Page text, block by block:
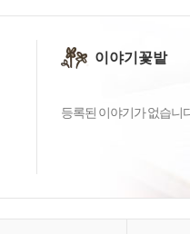
이야기꽃밭
등록된 이야기가 없습니